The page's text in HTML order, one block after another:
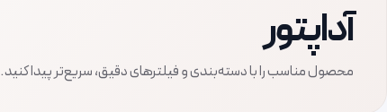
آداپتور
محصول مناسب را با دسته‌بندی و فیلترهای دقیق، سریع‌تر پیدا کنید.